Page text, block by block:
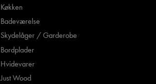
Køkken
Badeværelse
Skydelåger / Garderobe
Bordplader
Hvidevarer
Just Wood